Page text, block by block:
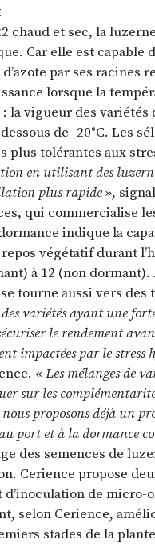
chaud et sec, la
Car elle est capable
par ses racines
lorsque la
la vigueur des
de -20°C. Les
plus tolérantes aux
en utilisant des
plus rapide»,
qui commercialise
indique la
végétatif durant
à 12 (non
tourne aussi vers
variétés ayant une
le rendement
impactées par le stress
«Les mélanges de
sur les
proposons déjà un
port et à la dormance
des semences de
Cerience propose
de micro-
selon Cerience,
stades de la